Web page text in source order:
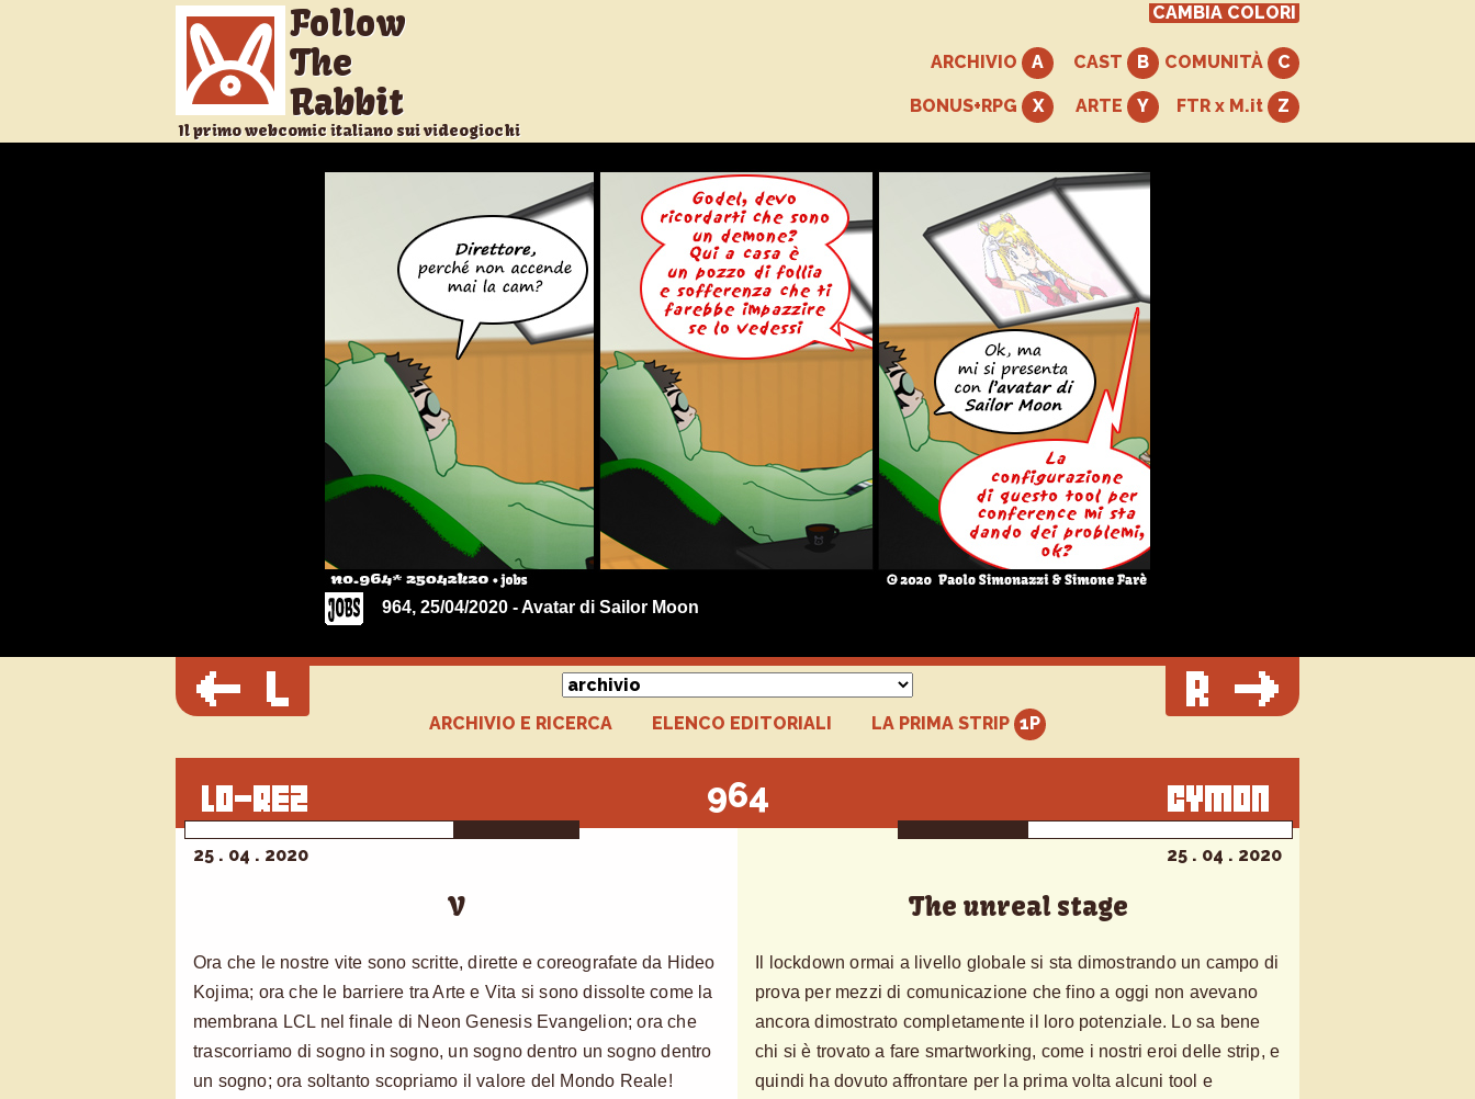
Follow
The
Rabbit
Il primo webcomic italiano sui videogiochi
CAMBIA COLORI
ARCHIVIO CAST COMUNITÀ
BONUS+RPG ARTE FTR x M.it
964, 25/04/2020 - Avatar di Sailor Moon
ARCHIVIO E RICERCA ELENCO EDITORIALI LA PRIMA STRIP
964
25 . 04 . 2020
V
Ora che le nostre vite sono scritte, dirette e coreografate da Hideo
Kojima; ora che le barriere tra Arte e Vita si sono dissolte come la
membrana LCL nel finale di Neon Genesis Evangelion; ora che
trascorriamo di sogno in sogno, un sogno dentro un sogno dentro
un sogno; ora soltanto scopriamo il valore del Mondo Reale!
25 . 04 . 2020
The unreal stage
Il lockdown ormai a livello globale si sta dimostrando un campo di
prova per mezzi di comunicazione che fino a oggi non avevano
ancora dimostrato completamente il loro potenziale. Lo sa bene
chi si è trovato a fare smartworking, come i nostri eroi delle strip, e
quindi ha dovuto affrontare per la prima volta alcuni tool e